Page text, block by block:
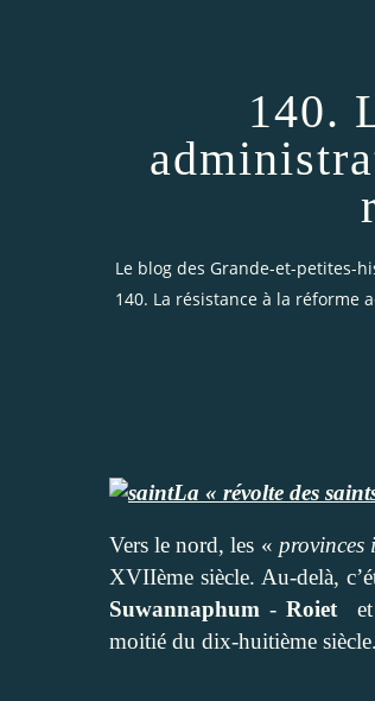
140.
Le blog des Grande-et-petites-
140. La résistance à la réforme
La « révolte des
Vers le nord, les « provinces
XVIIème siècle. Au-delà,
Suwannaphum -Roiet et
moitié du dix-huitième siècle.